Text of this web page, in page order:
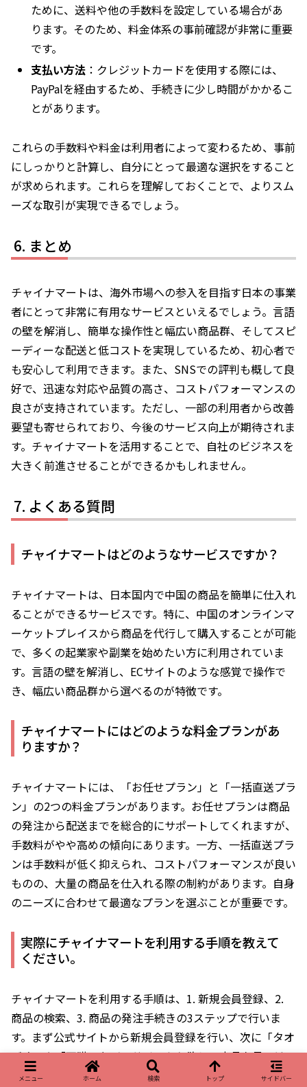
ために、送料や他の手数料を設定している場合があ
ります。そのため、料金体系の事前確認が非常に重要
です。
支払い方法 ：クレジットカードを使用する際には、
PayPalを経由するため、手続きに少し時間がかかるこ
とがあります。
これらの手数料や料金は利用者によって変わるため、事前
にしっかりと計算し、自分にとって最適な選択をすること
が求められます。これらを理解しておくことで、よりスム
ーズな取引が実現できるでしょう。
まとめ
チャイナマートは、海外市場への参入を目指す日本の事業
者にとって非常に有用なサービスといえるでしょう。言語
の壁を解消し、簡単な操作性と幅広い商品群、そしてスピ
ーディーな配送と低コストを実現しているため、初心者で
も安心して利用できます。また、SNSでの評判も概して良
好で、迅速な対応や品質の高さ、コストパフォーマンスの
良さが支持されています。ただし、一部の利用者から改善
要望も寄せられており、今後のサービス向上が期待されま
す。チャイナマートを活用することで、自社のビジネスを
大きく前進させることができるかもしれません。
よくある質問
チャイナマートはどのようなサービスですか？
チャイナマートは、日本国内で中国の商品を簡単に仕入れ
ることができるサービスです。特に、中国のオンラインマ
ーケットプレイスから商品を代行して購入することが可能
で、多くの起業家や副業を始めたい方に利用されていま
す。言語の壁を解消し、ECサイトのような感覚で操作で
き、幅広い商品群から選べるのが特徴です。
チャイナマートにはどのような料金プランがあ
りますか？
チャイナマートには、「お任せプラン」と「一括直送プラ
ン」の2つの料金プランがあります。お任せプランは商品
の発注から配送までを総合的にサポートしてくれますが、
手数料がやや高めの傾向にあります。一方、一括直送プラ
ンは手数料が低く抑えられ、コストパフォーマンスが良い
ものの、大量の商品を仕入れる際の制約があります。自身
のニーズに合わせて最適なプランを選ぶことが重要です。
実際にチャイナマートを利用する手順を教えて
ください。
チャイナマートを利用する手順は、1. 新規会員登録、2.
商品の検索、3. 商品の発注手続きの3ステップで行いま
す。まず公式サイトから新規会員登録を行い、次に「タオ
バオ」や「天猫」などのサイトから欲しい商品を見つけ、
最後にカートに追加して発注手続きを完了させます。発注
メニュー ホーム 検索 トップ サイドバー